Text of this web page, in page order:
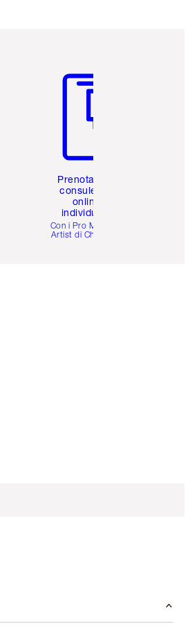
Prenota una
consulenza
online
individuale
Con i Pro Make-up
Artist di Charlotte.